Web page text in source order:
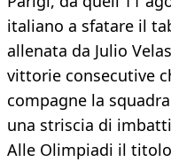
italiano a sfatare il
allenata da Julio
vittorie consecutive
compagne la
una striscia di
Alle Olimpiadi il